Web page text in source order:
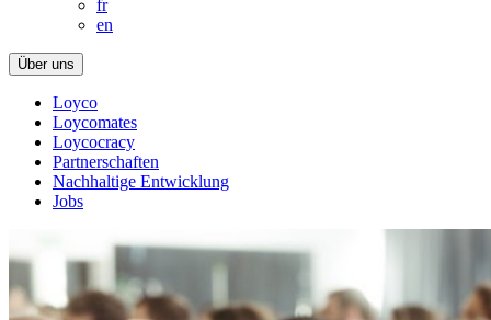
fr
en
Über uns
Loyco
Loycomates
Loycocracy
Partnerschaften
Nachhaltige Entwicklung
Jobs